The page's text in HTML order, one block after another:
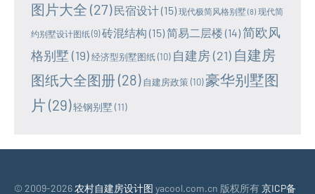
图片大全 (27) 民宿设计(15) 现代极简风格别墅(8) 现代简
约别墅设计图纸(9) 砖混结构 (15)简易二层楼 (14)简欧风
格别墅 (19)经济型别墅图纸(10) 自建房(21) 自建房
图纸大全图册 (28) 自建房政策(10)豪华别墅图
片 (29)轻钢别墅 (11)
© 2009-2026 农村自建房设计图 yacool.com.cn 版权所有京ICP备